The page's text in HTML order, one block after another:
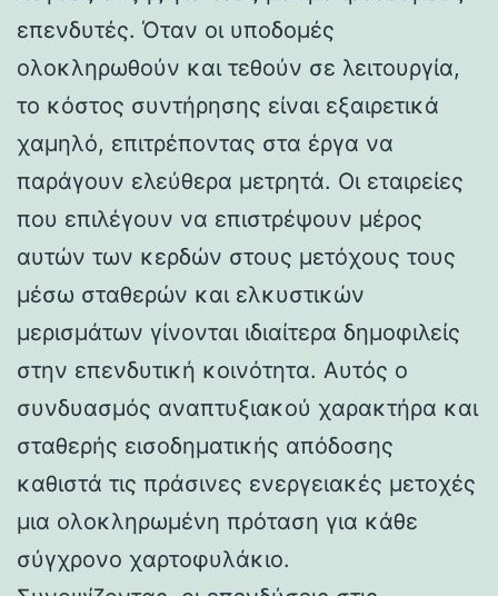
επενδυτές. Όταν οι υποδομές
ολοκληρωθούν και τεθούν σε λειτουργία,
το κόστος συντήρησης είναι εξαιρετικά
χαμηλό, επιτρέποντας στα έργα να
παράγουν ελεύθερα μετρητά. Οι εταιρείες
που επιλέγουν να επιστρέψουν μέρος
αυτών των κερδών στους μετόχους τους
μέσω σταθερών και ελκυστικών
μερισμάτων γίνονται ιδιαίτερα δημοφιλείς
στην επενδυτική κοινότητα. Αυτός ο
συνδυασμός αναπτυξιακού χαρακτήρα και
σταθερής εισοδηματικής απόδοσης
καθιστά τις πράσινες ενεργειακές μετοχές
μια ολοκληρωμένη πρόταση για κάθε
σύγχρονο χαρτοφυλάκιο.